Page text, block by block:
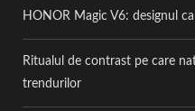
HONOR Magic V6: designul
Ritualul de contrast pe care
trendurilor